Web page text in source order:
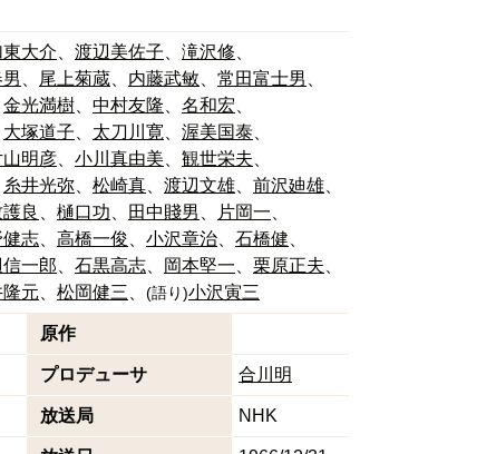
東大介 渡辺美佐子
滝沢修
尾上菊蔵 内藤武敏
常田富士男
金光満樹 中村友隆
名和宏
大塚道子 太刀川寛
渥美国泰
山明彦 小川真由美
観世栄夫
糸井光弥 松崎真 渡辺文雄
前沢廸雄
良 樋口功 田中賤男
片岡一
健志 高橋一俊 小沢章治
石橋健
信一郎 石黒高志 岡本堅一
栗原正夫
元 松岡健三 (語り )小沢寅三
原作
プロデューサ 合川明
放送局 NHK